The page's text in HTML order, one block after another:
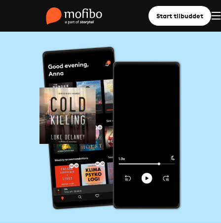
Start tilbuddet